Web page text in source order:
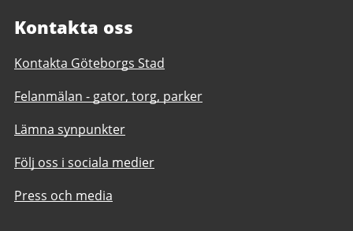
Kontakta oss
Kontakta Göteborgs Stad
Felanmälan - gator, torg, parker
Lämna synpunkter
Följ oss i sociala medier
Press och media